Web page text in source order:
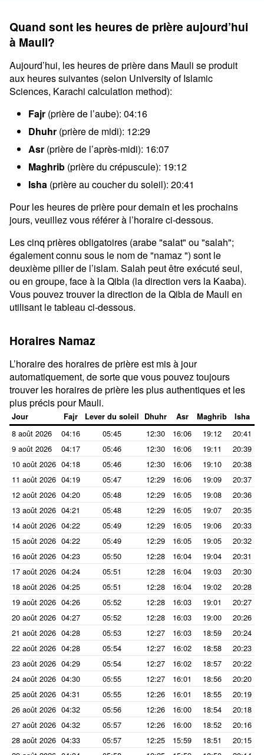
Quand sont les heures de prière aujourd’hui
à Mauli?
Aujourd’hui, les heures de prière dans Mauli se produit
aux heures suivantes (selon University of Islamic
Sciences, Karachi calculation method):
Fajr (prière de l’aube): 04:16
Dhuhr (prière de midi): 12:29
Asr (prière de l’après-midi): 16:07
Maghrib (prière du crépuscule): 19:12
Isha (prière au coucher du soleil): 20:41
Pour les heures de prière pour demain et les prochains
jours, veuillez vous référer à l’horaire ci-dessous.
Les cinq prières obligatoires (arabe "salat" ou "salah";
également connu sous le nom de "namaz ") sont le
deuxième pilier de l’islam. Salah peut être exécuté seul,
ou en groupe, face à la Qibla (la direction vers la Kaaba).
Vous pouvez trouver la direction de la Qibla de Mauli en
utilisant le tableau ci-dessous.
Horaires Namaz
L’horaire des horaires de prière est mis à jour
automatiquement, de sorte que vous pouvez toujours
trouver les horaires de prière les plus authentiques et les
plus précis pour Mauli.
Jour Fajr Lever du soleil Dhuhr Asr Maghrib Isha
8 août 2026 04:16 05:45 12:30 16:06 19:12
20:41
9 août 2026
04:17 05:46 12:30 16:06 19:11
20:39
10 août 2026 04:18 05:46 12:30 16:06 19:10
20:38
11 août 2026 04:19 05:47 12:29 16:06 19:09
20:37
12 août 2026 04:20 05:48 12:29 16:05 19:08
20:36
13 août 2026 04:21 05:48 12:29 16:05 19:07
20:35
14 août 2026 04:22 05:49 12:29 16:05 19:06
20:33
15 août 2026 04:22 05:49 12:29 16:05 19:05
20:32
16 août 2026 04:23 05:50 12:28 16:04 19:04
20:31
17 août 2026 04:24 05:51 12:28 16:04 19:03
20:30
18 août 2026 04:25 05:51 12:28 16:04 19:02
20:28
19 août 2026 04:26 05:52 12:28 16:03 19:01
20:27
20 août 2026 04:27 05:52 12:28 16:03 19:00
20:26
21 août 2026 04:28 05:53 12:27 16:03 18:59
20:24
22 août 2026 04:28 05:54 12:27 16:02 18:58
20:23
23 août 2026 04:29 05:54 12:27 16:02 18:57
20:22
24 août 2026 04:30 05:55 12:27 16:01 18:56
20:20
25 août 2026 04:31 05:55 12:26 16:01 18:55
20:19
26 août 2026 04:32 05:56 12:26 16:00 18:54
20:18
27 août 2026 04:32 05:57 12:26 16:00 18:52
20:16
28 août 2026 04:33 05:57 12:25 15:59 18:51
20:15